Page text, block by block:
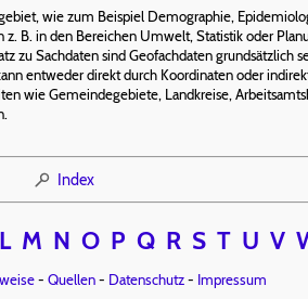
wie zum Beispiel Demographie,
B. in den Bereichen Umwelt, Statistik oder
zu Sachdaten sind Geofachdaten grundsätzlich
entweder direkt durch Koordinaten oder
wie Gemeindegebiete, Landkreise,
Index
L M N O P Q R S T U V
- Quellen- Datenschutz- Impressum